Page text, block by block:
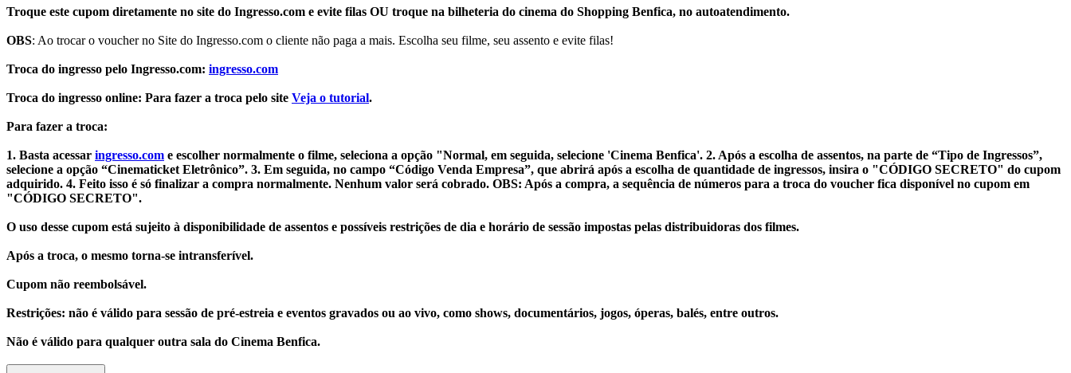
Troque este cupom diretamente no site do Ingresso.com e evite filas OU troque na bilheteria do cinema do Shopping Benfica, no autoatendimento.
OBS: Ao trocar o voucher no Site do Ingresso.com o cliente não paga a mais. Escolha seu filme, seu assento e evite filas!
Troca do ingresso pelo Ingresso.com: ingresso.com
Troca do ingresso online: Para fazer a troca pelo site Veja o tutorial.
Para fazer a troca:
1. Basta acessar ingresso.com e escolher normalmente o filme, seleciona a opção "Normal, em seguida, selecione 'Cinema Benfica'. 2. Após a escolha de assentos, na parte de “Tipo de Ingressos”,
selecione a opção “Cinematicket Eletrônico”. 3. Em seguida, no campo “Código Venda Empresa”, que abrirá após a escolha de quantidade de ingressos, insira o "CÓDIGO SECRETO" do cupom
adquirido. 4. Feito isso é só finalizar a compra normalmente. Nenhum valor será cobrado. OBS: Após a compra, a sequência de números para a troca do voucher fica disponível no cupom em
"CÓDIGO SECRETO".
O uso desse cupom está sujeito à disponibilidade de assentos e possíveis restrições de dia e horário de sessão impostas pelas distribuidoras dos filmes.
Após a troca, o mesmo torna-se intransferível.
Cupom não reembolsável.
Restrições: não é válido para sessão de pré-estreia e eventos gravados ou ao vivo, como shows, documentários, jogos, óperas, balés, entre outros.
Não é válido para qualquer outra sala do Cinema Benfica.